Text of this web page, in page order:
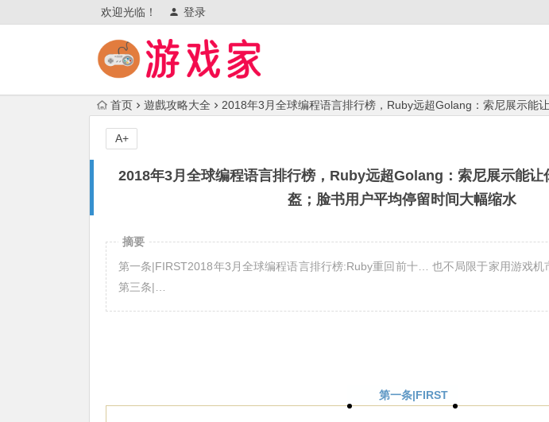
欢迎光临！ 登录
首页 遊戲攻略大全 2018年3月全球编程语言排行榜，Ruby远超Golang：索尼展示能
2018年3月全球编程语言排行榜，Ruby远超Golang：索尼展示能让
盔；脸书用户平均停留时间大幅缩水
A+
摘要
第一条|FIRST2018年3月全球编程语言排行榜:Ruby重回前十… 也不局限于家用游戏机
第三条|…
第一条|FIRST